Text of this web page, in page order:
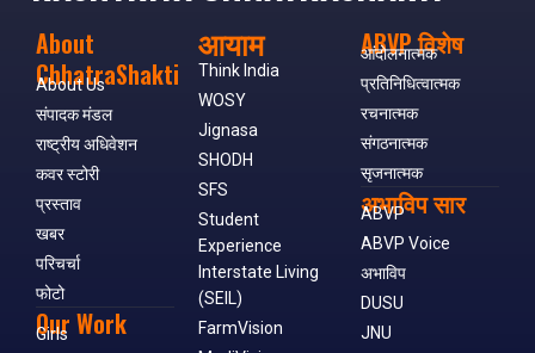
About
ChhatraShakti
About Us
संपादक मंडल
राष्ट्रीय अधिवेशन
कवर स्टोरी
प्रस्ताव
खबर
परिचर्चा
फोटो
Our Work
Girls
आयाम
Think India
WOSY
Jignasa
SHODH
SFS
Student
Experience
Interstate Living
(SEIL)
FarmVision
ABVP विशेष
आंदोलनात्मक
प्रतिनिधित्वात्मक
रचनात्मक
संगठनात्मक
सृजनात्मक
अभाविप सार
ABVP
ABVP Voice
अभाविप
DUSU
JNU